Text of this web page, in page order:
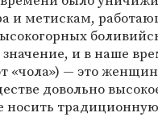
и метискам,
и в наше
«чола») — это
довольно